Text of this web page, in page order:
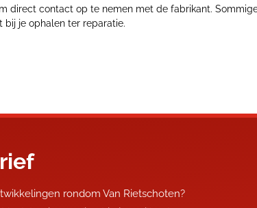
direct contact op te nemen met de fabrikant.
je ophalen ter reparatie.
rondom Van Rietschoten?